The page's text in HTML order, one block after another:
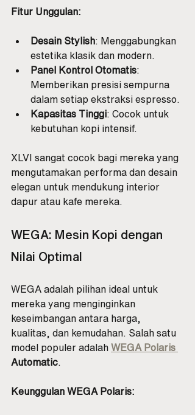
Fitur Unggulan:
Desain Stylish: Menggabungkan
estetika klasik dan modern.
Panel Kontrol Otomatis:
Memberikan presisi sempurna
dalam setiap ekstraksi espresso.
Kapasitas Tinggi: Cocok untuk
kebutuhan kopi intensif.
XLVI sangat cocok bagi mereka yang
mengutamakan performa dan desain
elegan untuk mendukung interior
dapur atau kafe mereka.
WEGA: Mesin Kopi dengan
Nilai Optimal
WEGA adalah pilihan ideal untuk
mereka yang menginginkan
keseimbangan antara harga,
kualitas, dan kemudahan. Salah satu
model populer adalah WEGA Polaris
Automatic.
Keunggulan WEGA Polaris: